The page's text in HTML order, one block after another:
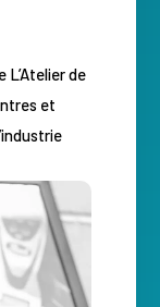
L’Atelier de
et